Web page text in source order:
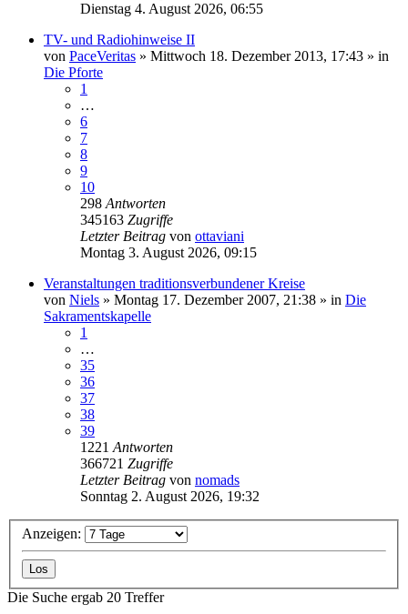
Dienstag 4. August 2026, 06:55
TV- und Radiohinweise II
von PaceVeritas » Mittwoch 18. Dezember 2013, 17:43 » in
Die Pforte
1
…
6
7
8
9
10
298 Antworten
345163 Zugriffe
Letzter Beitrag von ottaviani
Montag 3. August 2026, 09:15
Veranstaltungen traditionsverbundener Kreise
von Niels » Montag 17. Dezember 2007, 21:38 » in Die
Sakramentskapelle
1
…
35
36
37
38
39
1221 Antworten
366721 Zugriffe
Letzter Beitrag von nomads
Sonntag 2. August 2026, 19:32
Anzeigen:
Die Suche ergab 20 Treffer